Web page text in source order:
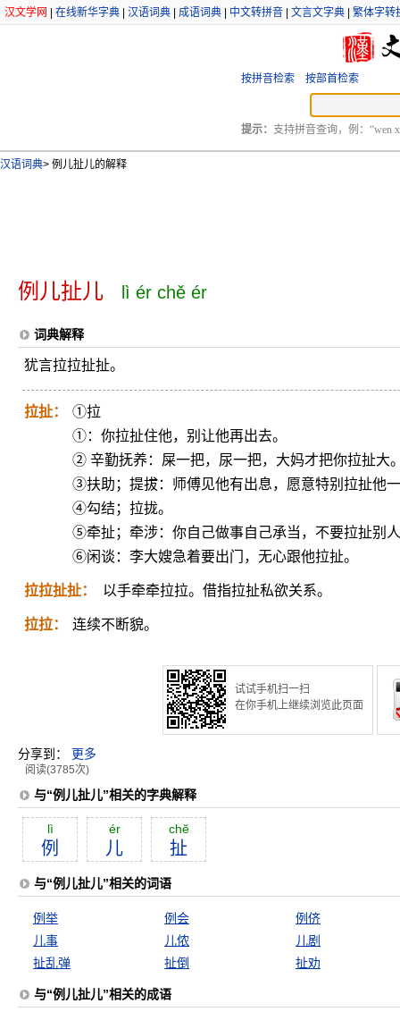
汉文学网 在线新华字典 汉语词典 成语词典 中文转拼音 文言文字典 繁体字转
按拼音检索 按部首检索
提示： 支持拼音查询，例：“wen
汉语词典> 例儿扯儿的解释
例儿扯儿 lì ér chě ér
词典解释
犹言拉拉扯扯。
拉扯：
①拉
①：你拉扯住他，别让他再出去。
② 辛勤抚养：屎一把，尿一把，大妈才把你拉扯大
③扶助；提拔：师傅见他有出息，愿意特别拉扯他
④勾结；拉拢。
⑤牵扯；牵涉：你自己做事自己承当，不要拉扯别
⑥闲谈：李大嫂急着要出门，无心跟他拉扯。
拉拉扯扯： 以手牵牵拉拉。借指拉扯私欲关系。
拉拉： 连续不断貌。
试试手机扫一扫
在你手机上继续浏览此页面
分享到： 更多
阅读(3785次)
与“例儿扯儿”相关的字典解释
lì
例
ér
儿
chĕ
扯
与“例儿扯儿”相关的词语
例举 例会
例侪
儿事
儿侬
儿剧
扯乱弹
扯倒 扯劝
与“例儿扯儿”相关的成语